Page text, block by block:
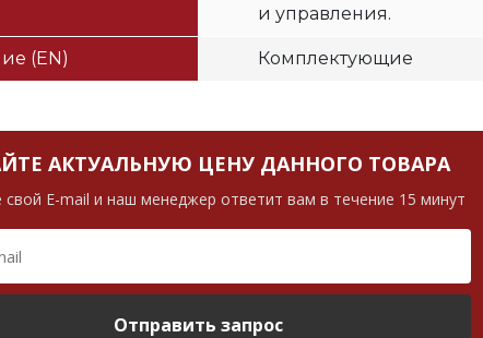
и управления.
(EN) Комплектующие
АКТУАЛЬНУЮ ЦЕНУ ДАННОГО ТОВАРА
свой E-mail и наш менеджер ответит вам в течение 15 минут
Отправить запрос